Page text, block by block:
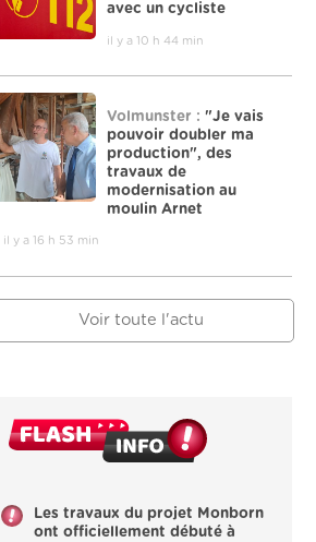
avec un cycliste
il y a 10 h 44 min
Volmunster : "Je vais
pouvoir doubler ma
production", des
travaux de
modernisation au
moulin Arnet
il y a 16 h 53 min
Voir toute l'actu
Les travaux du projet Monborn
ont officiellement débuté à